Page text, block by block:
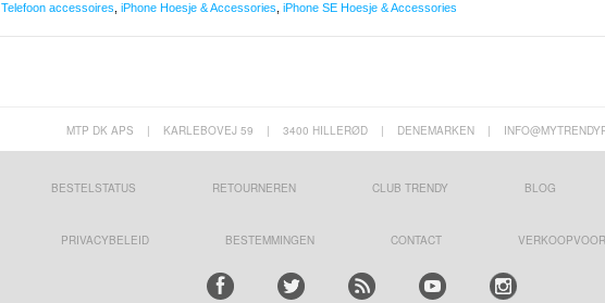
Telefoon accessoires iPhone Hoesje & Accessories iPhone SE Hoesje & Accessories
MTP DK APS | KARLEBOVEJ 59 | 3400 HILLERØD | DENEMARKEN |
BESTELSTATUS RETOURNEREN CLUB TRENDY BLOG
PRIVACYBELEID BESTEMMINGEN CONTACT